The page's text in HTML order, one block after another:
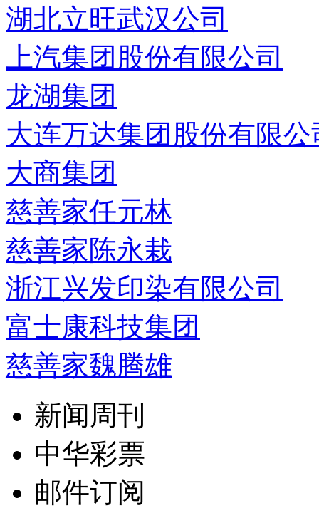
湖北立旺武汉公司
上汽集团股份有限公司
龙湖集团
大连万达集团股份有限公
大商集团
慈善家任元林
慈善家陈永栽
浙江兴发印染有限公司
富士康科技集团
慈善家魏腾雄
新闻周刊
中华彩票
邮件订阅